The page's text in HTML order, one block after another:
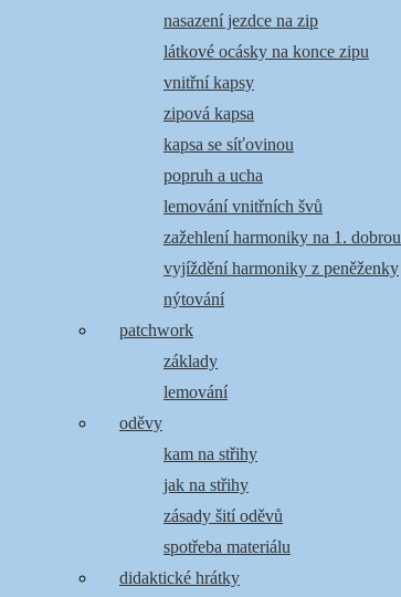
nasazení jezdce na zip
látkové ocásky na konce zipu
vnitřní kapsy
zipová kapsa
kapsa se síťovinou
popruh a ucha
lemování vnitřních švů
zažehlení harmoniky na 1. dobrou
vyjíždění harmoniky z peněženky
nýtování
patchwork
základy
lemování
oděvy
kam na střihy
jak na střihy
zásady šití oděvů
spotřeba materiálu
didaktické hrátky